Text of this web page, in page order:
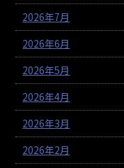
2026年7月
2026年6月
2026年5月
2026年4月
2026年3月
2026年2月